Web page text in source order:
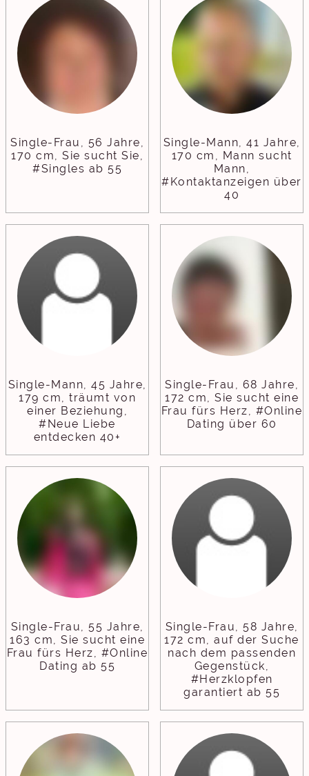
Single-Frau, 56 Jahre,
170 cm, Sie sucht Sie,
#Singles ab 55
Single-Mann, 41 Jahre,
170 cm, Mann sucht
Mann,
#Kontaktanzeigen über
40
Single-Mann, 45 Jahre,
179 cm, träumt von
einer Beziehung,
#Neue Liebe
entdecken 40+
Single-Frau, 68 Jahre,
172 cm, Sie sucht eine
Frau fürs Herz, #Online
Dating über 60
Single-Frau, 55 Jahre,
163 cm, Sie sucht eine
Frau fürs Herz, #Online
Dating ab 55
Single-Frau, 58 Jahre,
172 cm, auf der Suche
nach dem passenden
Gegenstück,
#Herzklopfen
garantiert ab 55